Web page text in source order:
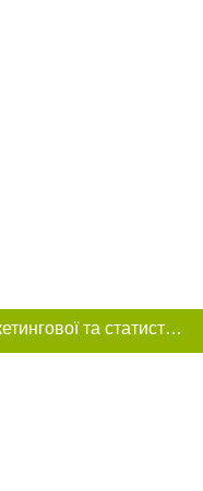
Цей сайт використовує «cookies». Також веб-сайт використовує інтернет-сервіс для збору технічних даних стосовно відвідувачів з метою отримання маркетингової та статистичної інформації. Умови обробки даних відвідувачів сайту див.